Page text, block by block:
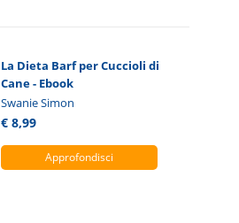
La Dieta Barf per Cuccioli di
Cane - Ebook
Swanie Simon
€ 8,99
Approfondisci